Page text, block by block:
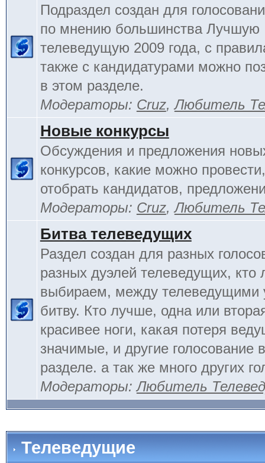
Подраздел создан для
по мнению большинства Лучшую
телеведущую 2009 года, с
также с кандидатурами можно
в этом разделе.
Модераторы: Cruz,Любитель
Новые конкурсы
Обсуждения и предложения
конкурсов, какие можно
отобрать кандидатов,
Модераторы: Cruz,Любитель
Битва телеведущих
Раздел создан для разных
разных дуэлей телеведущих, кто
выбираем, между телеведущими
битву. Кто лучше, одна или
красивее ноги, какая потеря
значимые, и другие голосование
разделе. а так же много других
Модераторы:Любитель
Телеведущие